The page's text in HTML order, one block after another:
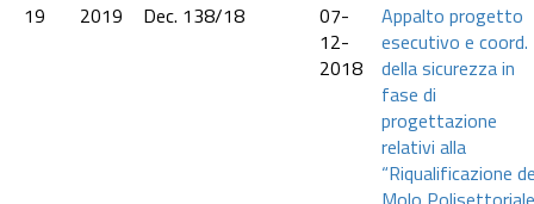
19
2019 Dec. 138/18
07-
12-
2018
Appalto progetto
esecutivo e coord.
della sicurezza in
fase di
progettazione
relativi alla
“Riqualificazione